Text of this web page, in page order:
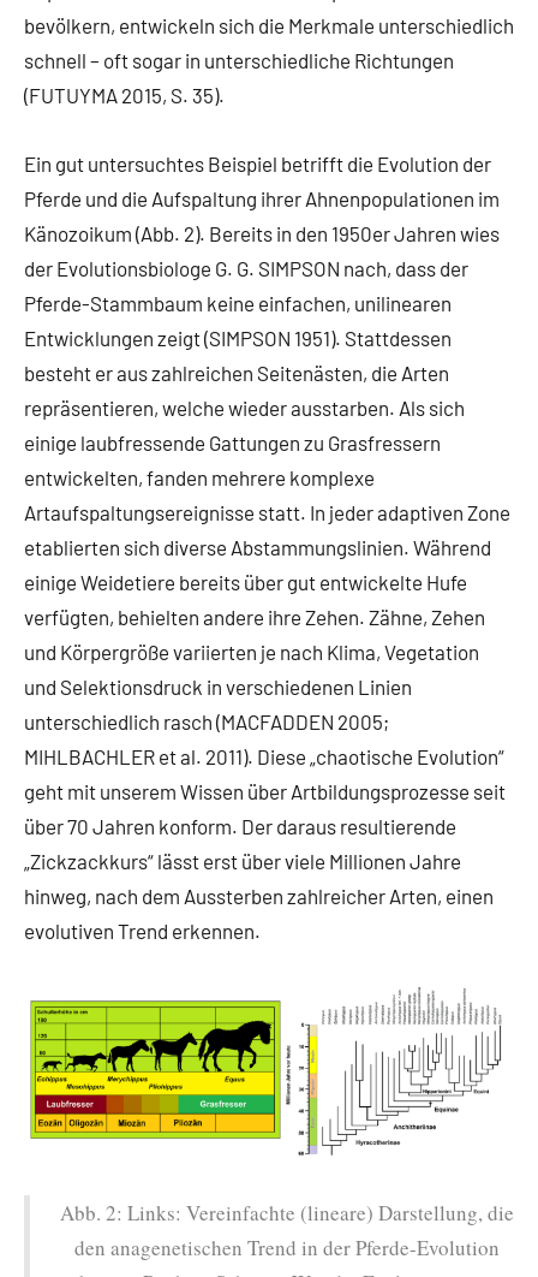
bevölkern, entwickeln sich die Merkmale unterschiedlich
schnell – oft sogar in unterschiedliche Richtungen
(FUTUYMA 2015, S. 35).
Ein gut untersuchtes Beispiel betrifft die Evolution der
Pferde und die Aufspaltung ihrer Ahnenpopulationen im
Känozoikum (Abb. 2). Bereits in den 1950er Jahren wies
der Evolutionsbiologe G. G. SIMPSON nach, dass der
Pferde-Stammbaum keine einfachen, unilinearen
Entwicklungen zeigt (SIMPSON 1951). Stattdessen
besteht er aus zahlreichen Seitenästen, die Arten
repräsentieren, welche wieder ausstarben. Als sich
einige laubfressende Gattungen zu Grasfressern
entwickelten, fanden mehrere komplexe
Artaufspaltungsereignisse statt. In jeder adaptiven Zone
etablierten sich diverse Abstammungslinien. Während
einige Weidetiere bereits über gut entwickelte Hufe
verfügten, behielten andere ihre Zehen. Zähne, Zehen
und Körpergröße variierten je nach Klima, Vegetation
und Selektionsdruck in verschiedenen Linien
unterschiedlich rasch (MACFADDEN 2005;
MIHLBACHLER et al. 2011). Diese „chaotische Evolution“
geht mit unserem Wissen über Artbildungsprozesse seit
über 70 Jahren konform. Der daraus resultierende
„Zickzackkurs“ lässt erst über viele Millionen Jahre
hinweg, nach dem Aussterben zahlreicher Arten, einen
evolutiven Trend erkennen.
Abb. 2: Links: Vereinfachte (lineare) Darstellung, die
den anagenetischen Trend in der Pferde-Evolution